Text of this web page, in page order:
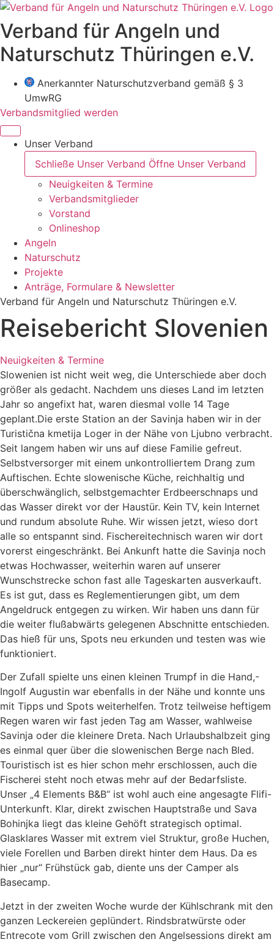
Zum
Inhalt
wechseln
Verband für Angeln und
Naturschutz Thüringen e.V.
Anerkannter Naturschutzverband gemäß § 3
UmwRG
Verbandsmitglied werden
Unser Verband
Schließe Unser Verband Öffne Unser Verband
Neuigkeiten & Termine
Verbandsmitglieder
Vorstand
Onlineshop
Angeln
Naturschutz
Projekte
Anträge, Formulare & Newsletter
Verband für Angeln und Naturschutz Thüringen e.V.
Reisebericht Slovenien
Neuigkeiten & Termine
Slowenien ist nicht weit weg, die Unterschiede aber doch
größer als gedacht. Nachdem uns dieses Land im letzten
Jahr so angefixt hat, waren diesmal volle 14 Tage
geplant.Die erste Station an der Savinja haben wir in der
Turistična kmetija Loger in der Nähe von Ljubno verbracht.
Seit langem haben wir uns auf diese Familie gefreut.
Selbstversorger mit einem unkontrolliertem Drang zum
Auftischen. Echte slowenische Küche, reichhaltig und
überschwänglich, selbstgemachter Erdbeerschnaps und
das Wasser direkt vor der Haustür. Kein TV, kein Internet
und rundum absolute Ruhe. Wir wissen jetzt, wieso dort
alle so entspannt sind. Fischereitechnisch waren wir dort
vorerst eingeschränkt. Bei Ankunft hatte die Savinja noch
etwas Hochwasser, weiterhin waren auf unserer
Wunschstrecke schon fast alle Tageskarten ausverkauft.
Es ist gut, dass es Reglementierungen gibt, um dem
Angeldruck entgegen zu wirken. Wir haben uns dann für
die weiter flußabwärts gelegenen Abschnitte entschieden.
Das hieß für uns, Spots neu erkunden und testen was wie
funktioniert.
Der Zufall spielte uns einen kleinen Trumpf in die Hand,-
Ingolf Augustin war ebenfalls in der Nähe und konnte uns
mit Tipps und Spots weiterhelfen. Trotz teilweise heftigem
Regen waren wir fast jeden Tag am Wasser, wahlweise
Savinja oder die kleinere Dreta. Nach Urlaubshalbzeit ging
es einmal quer über die slowenischen Berge nach Bled.
Touristisch ist es hier schon mehr erschlossen, auch die
Fischerei steht noch etwas mehr auf der Bedarfsliste.
Unser „4 Elements B&B“ ist wohl auch eine angesagte Flifi-
Unterkunft. Klar, direkt zwischen Hauptstraße und Sava
Bohinjka liegt das kleine Gehöft strategisch optimal.
Glasklares Wasser mit extrem viel Struktur, große Huchen,
viele Forellen und Barben direkt hinter dem Haus. Da es
hier „nur“ Frühstück gab, diente uns der Camper als
Basecamp.
Jetzt in der zweiten Woche wurde der Kühlschrank mit den
ganzen Leckereien geplündert. Rindsbratwürste oder
Entrecote vom Grill zwischen den Angelsessions direkt am